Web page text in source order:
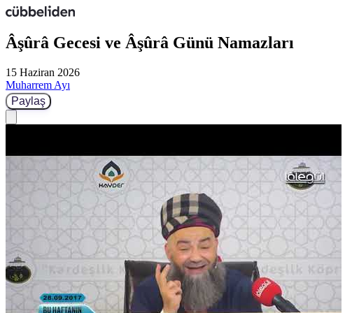
Âşûrâ Gecesi ve Âşûrâ Günü Namazları
15 Haziran 2026
Muharrem Ayı
Paylaş